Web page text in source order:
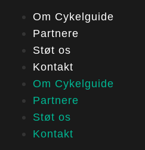
Om Cykelguide
Partnere
Støt os
Kontakt
Om Cykelguide
Partnere
Støt os
Kontakt